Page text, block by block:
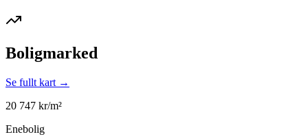
Boligmarked
Se fullt kart →
20 747 kr/m²
Enebolig